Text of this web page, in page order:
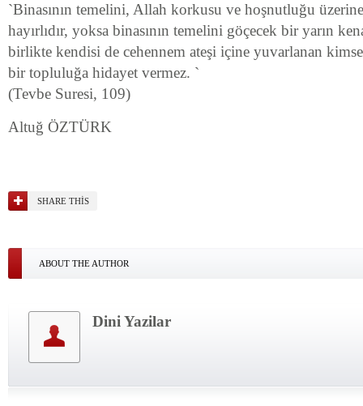
`Binasının temelini, Allah korkusu ve hoşnutluğu
hayırlıdır, yoksa binasının temelini göçecek bir yarın
birlikte kendisi de cehennem ateşi içine yuvarlanan
bir topluluğa hidayet vermez. `
(Tevbe Suresi, 109)
Altuğ ÖZTÜRK
SHARE THIS
ABOUT THE AUTHOR
Dini Yazilar